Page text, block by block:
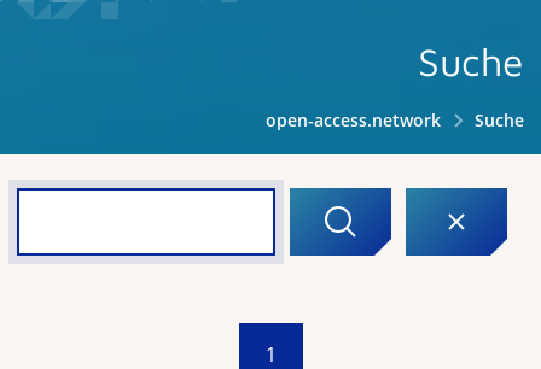
Suche
open-access.network Suche
1